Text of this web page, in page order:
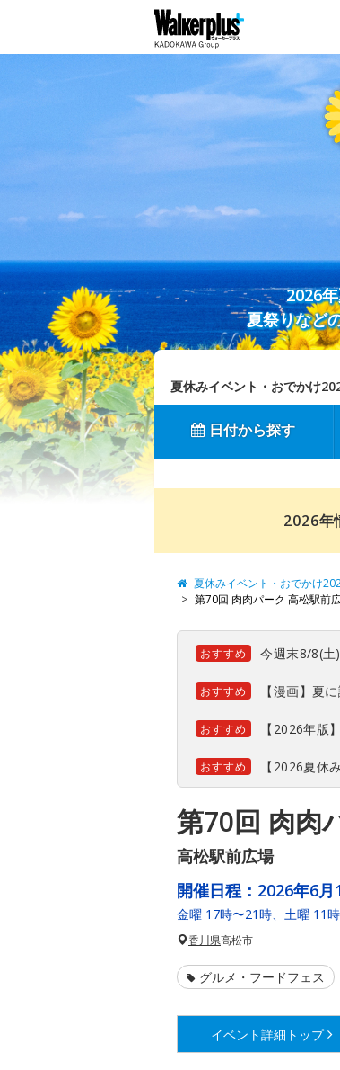
2026
夏祭りなど
夏休みイベント・おでかけ
日付から探す
2026年
夏休みイベント・おでかけ
第70回 肉肉パーク 高松駅前
おすすめ 今週末8/8(土
おすすめ 【漫画】夏
おすすめ 【2026年版
おすすめ 【2026夏休
第70回 肉肉
高松駅前広場
開催日程： 2026年6
金曜 17時〜21時、土曜 11
香川県高松市
グルメ・フードフェス
イベント詳細 トップ